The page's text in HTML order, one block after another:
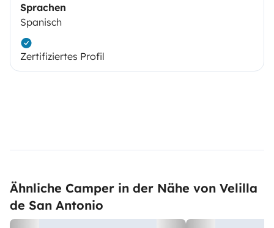
Sprachen
Spanisch
Zertifiziertes Profil
Ähnliche Camper in der Nähe von Velilla
de San Antonio